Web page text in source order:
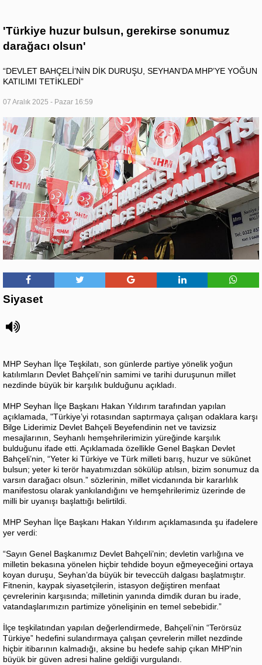
'Türkiye huzur bulsun, gerekirse sonumuz
darağacı olsun'
“DEVLET BAHÇELİ’NİN DİK DURUŞU, SEYHAN’DA MHP’YE YOĞUN
KATILIMI TETİKLEDİ”
07 Aralık 2025 - Pazar 16:59
Siyaset
MHP Seyhan İlçe Teşkilatı, son günlerde partiye yönelik yoğun
katılımların Devlet Bahçeli’nin samimi ve tarihi duruşunun millet
nezdinde büyük bir karşılık bulduğunu açıkladı.
MHP Seyhan İlçe Başkanı Hakan Yıldırım tarafından yapılan
açıklamada, "Türkiye’yi rotasından saptırmaya çalışan odaklara karşı
Bilge Liderimiz Devlet Bahçeli Beyefendinin net ve tavizsiz
mesajlarının, Seyhanlı hemşehrilerimizin yüreğinde karşılık
bulduğunu ifade etti. Açıklamada özellikle Genel Başkan Devlet
Bahçeli’nin, “Yeter ki Türkiye ve Türk milleti barış, huzur ve sükûnet
bulsun; yeter ki terör hayatımızdan sökülüp atılsın, bizim sonumuz da
varsın darağacı olsun.” sözlerinin, millet vicdanında bir kararlılık
manifestosu olarak yankılandığını ve hemşehrilerimiz üzerinde de
milli bir uyanışı başlattığı belirtildi.
MHP Seyhan İlçe Başkanı Hakan Yıldırım açıklamasında şu ifadelere
yer verdi:
“Sayın Genel Başkanımız Devlet Bahçeli’nin; devletin varlığına ve
milletin bekasına yönelen hiçbir tehdide boyun eğmeyeceğini ortaya
koyan duruşu, Seyhan’da büyük bir teveccüh dalgası başlatmıştır.
Fitnenin, kaypak siyasetçilerin, istasyon değiştiren menfaat
çevrelerinin karşısında; milletinin yanında dimdik duran bu irade,
vatandaşlarımızın partimize yönelişinin en temel sebebidir.”
İlçe teşkilatından yapılan değerlendirmede, Bahçeli’nin “Terörsüz
Türkiye” hedefini sulandırmaya çalışan çevrelerin millet nezdinde
hiçbir itibarının kalmadığı, aksine bu hedefe sahip çıkan MHP’nin
büyük bir güven adresi haline geldiği vurgulandı.